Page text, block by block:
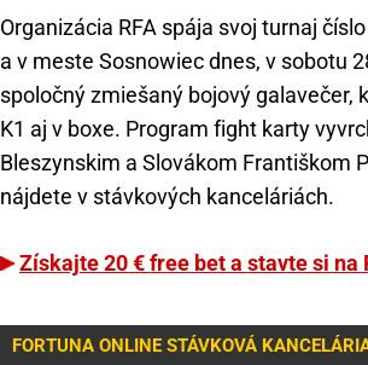
Organizácia RFA spája svoj turnaj
a v meste Sosnowiec dnes, v sobotu
spoločný zmiešaný bojový galavečer,
K1 aj v boxe. Program fight karty
Bleszynskim a Slovákom Františkom
nájdete v stávkových kanceláriách.
Získajte 20 € free bet a stavte si na
FORTUNA ONLINE STÁVKOVÁ